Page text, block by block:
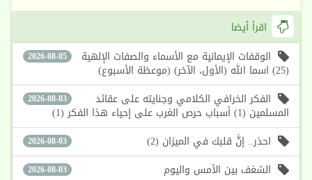
اقرأ أيضا
2026-08-05 الوقفات الإيمانية مع الأسماء والصفات الإلهية
(25) اسما الله (الأول، الآخر) (موعظة الأسبوع)
2026-08-03 الفكر الخرافي الكلامي وجنايته على عقائد
المسلمين (1) أسباب حرص الغرب على إحياء هذا الفكر (1)
2026-08-03 احذر.. إنَّ قلبك في الميزان (2)
2026-08-03 الشغف بين الأمس واليوم